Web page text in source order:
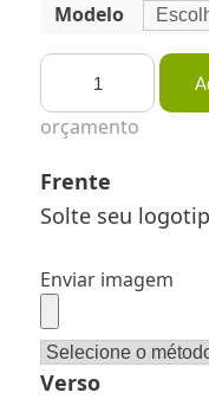
Modelo
Bermuda
Masculino/Feminino
Oxford
quantidade
orçamento
Frente
Solte seu
Enviar imagem
Verso